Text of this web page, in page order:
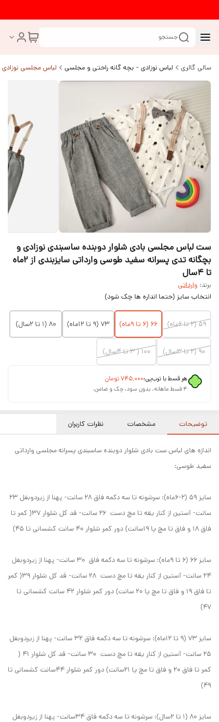
جستجو
سالی گالری لباس نوزادی - بچه گانه راحتی و مجلسی لباس مجلسی نوزادی
ست لباس مجلسی بادی شلوار دوبنده ساسبندی نوزادی و
بچگانه تدی پسرانه سفید طوسی وارداتی سایزبندی از ۲ماه
تا ۴سال
برند: وارداتی
انتخاب سایز (حتما انداره ها چک شود)
۵۹ (۲ تا ۶ماه) ۶۶ (۶ تا ۹ماه) ۷۳ (۹ تا ۱۲ماه) ۸۰ (۱ تا ۲سال)
۹۰ (۲ تا ۳سال) ۱۰۰ ( ۳ تا ۴سال)
هر قسط با ترب‌پی:۷۴۵٬۰۰۰تومان
۴ قسط ماهانه. بدون سود، چک و ضامن.
توضیحات مشخصات نظرات کاربران
اندازه های لباس ست بادی شلوار دوبنده ساسبندی پسرانه مجلسی وارداتی
سفید طوسی:
سایز ۵۹ (۲-۶ماه): سرشونه تا سه دکمه فاق ۲۸ سانت- پهنا از زیردوبغل ۲۳
سانت- آستین از کنار یقه تا مچ دست ۲۶ سانت- قد کل شلوار ۳۷( کمر تا
فاق ۱۸ و فاق تا مچ پا ۱۹سانت) دور کمر شلوار ۴۰ سانت کشسانی تا ۴۵)
سایز ۶۶ (۶ تا ۹ماه): سرشونه تا سه دکمه فاق ۳۰ سانت- پهنا از زیردوبغل
۲۴ سانت- آستین از کنار یقه تا مچ دست ۲۸ سانت- قد کل شلوار ۳۹( کمر
تا فاق ۱۹ و فاق تا مچ پا ۲۰ سانت) دور کمر شلوار ۴۲ سانت کشسانی تا
۴۷)
سایز ۷۳ (۹ تا ۱۲ماه): سرشونه تا سه دکمه فاق ۳۲ سانت- پهنا از زیردوبغل
۲۵ سانت- آستین از کنار یقه تا مچ دست ۳۰ سانت- قد کل شلوار ۴۱ (
کمر تا فاق ۲۰ و فاق تا مچ پا ۲۱سانت) دور کمر شلوار ۴۴سانت کشسانی تا
۴۹)
سایز ۸۰ (۱ تا ۲سال): سرشونه تا سه دکمه فاق ۳۴سانت- پهنا از زیردوبغل